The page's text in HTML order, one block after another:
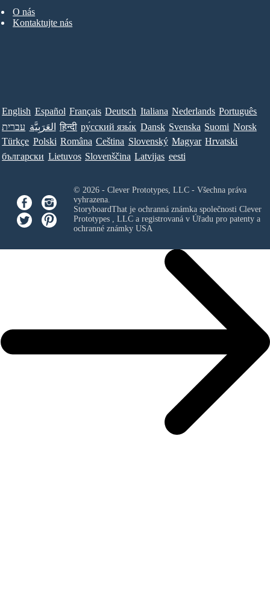
O nás
Kontaktujte nás
English Español Français Deutsch Italiana Nederlands Português
עברית العَرَبِيَّة हिन्दी ру́сский язы́к Dansk Svenska Suomi Norsk
Türkçe Polski Româna Ceština Slovenský Magyar Hrvatski
български Lietuvos Slovenščina Latvijas eesti
© 2026 - Clever Prototypes, LLC - Všechna práva
vyhrazena.
StoryboardThat je ochranná známka společnosti Clever
Prototypes , LLCa registrovaná v Úřadu pro patenty a
ochranné známky USA